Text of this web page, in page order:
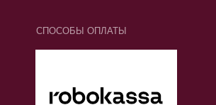
СПОСОБЫ ОПЛАТЫ